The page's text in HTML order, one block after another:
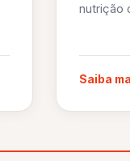
nutrição
Saiba